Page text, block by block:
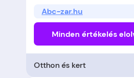
Abc-zar.hu
Minden értékelés
Otthon és kert